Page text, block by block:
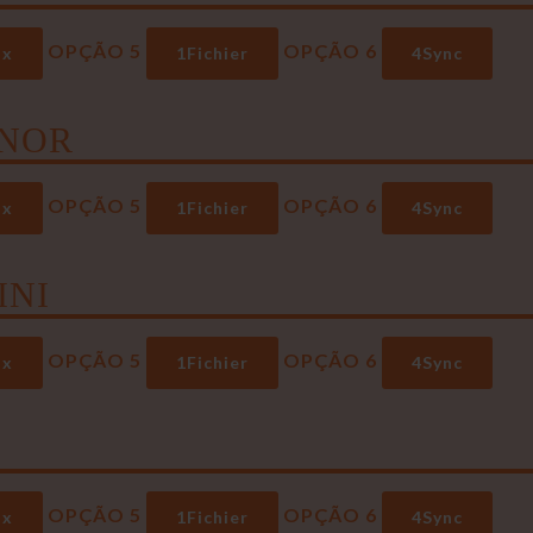
OPÇÃO 5 1Fichier OPÇÃO 6 4Sync
OPÇÃO 5 1Fichier OPÇÃO 6 4Sync
OPÇÃO 5 1Fichier OPÇÃO 6 4Sync
OPÇÃO 5 1Fichier OPÇÃO 6 4Sync